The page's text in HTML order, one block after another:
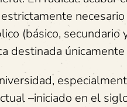
(básico,
destinada
especialmente
–iniciado en el